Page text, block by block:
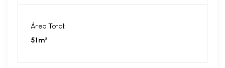
Área Total:
51m²